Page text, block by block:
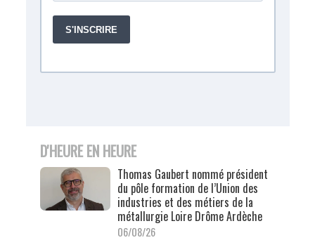
D'HEURE EN HEURE
Thomas Gaubert nommé président
du pôle formation de l’Union des
industries et des métiers de la
métallurgie Loire Drôme Ardèche
06/08/26